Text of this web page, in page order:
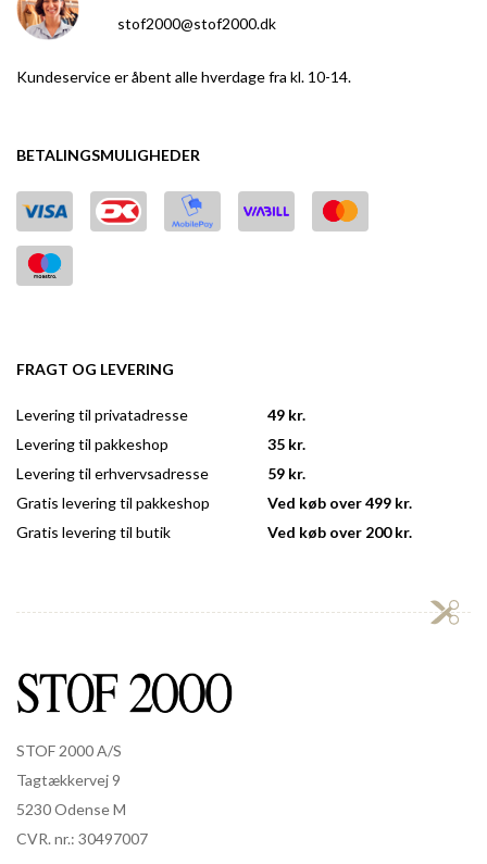
stof2000@stof2000.dk
Kundeservice er åbent alle hverdage fra kl. 10-14.
BETALINGSMULIGHEDER
FRAGT OG LEVERING
Levering til privatadresse
Levering til pakkeshop
Levering til erhvervsadresse
Gratis levering til pakkeshop
Gratis levering til butik
49 kr.
35 kr.
59 kr.
Ved køb over 499 kr.
Ved køb over 200 kr.
STOF 2000 A/S
Tagtækkervej 9
5230 Odense M
CVR. nr.: 30497007